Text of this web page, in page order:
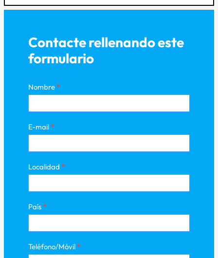
Contacte rellenando este
formulario
Nombre*
E-mail*
Localidad *
País*
Teléfono/Móvil*